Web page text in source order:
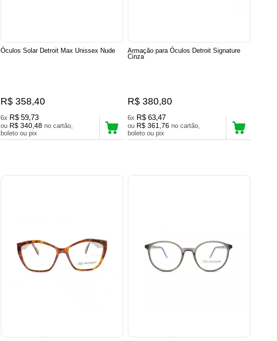
Óculos Solar Detroit Max Unissex Nude
R$ 358,40
6x R$ 59,73
ou R$ 340,48 no cartão,
boleto ou pix
Armação para Óculos Detroit Signature
Cinza
R$ 380,80
6x R$ 63,47
ou R$ 361,76 no cartão,
boleto ou pix